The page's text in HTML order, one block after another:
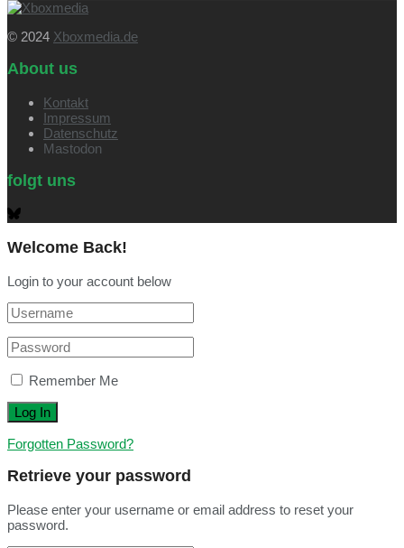
© 2024 Xboxmedia.de
About us
Kontakt
Impressum
Datenschutz
Mastodon
folgt uns
Welcome Back!
Login to your account below
Remember Me
Forgotten Password?
Retrieve your password
Please enter your username or email address to reset your
password.